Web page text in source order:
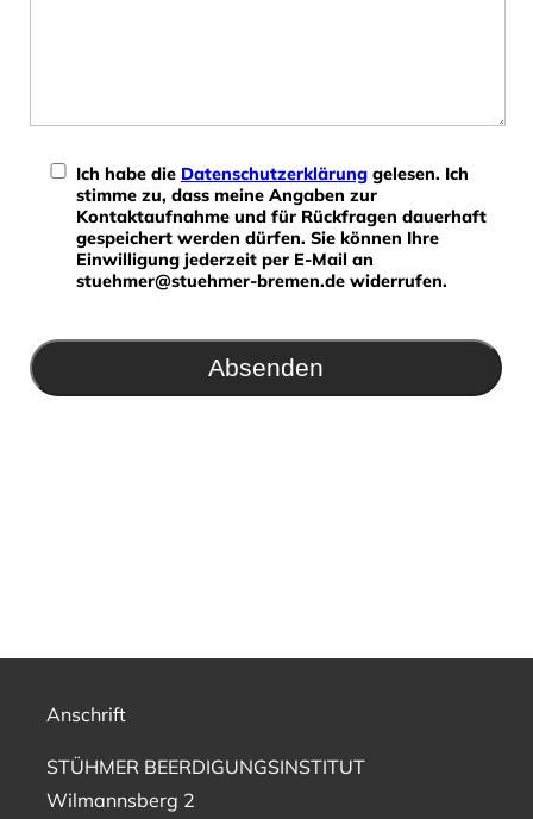
Ich habe die Datenschutzerklärunggelesen. Ich
stimme zu, dass meine Angaben zur
Kontaktaufnahme und für Rückfragen dauerhaft
gespeichert werden dürfen. Sie können Ihre
Einwilligung jederzeit per E-Mail an
stuehmer@stuehmer-bremen.de widerrufen.
Absenden
Anschrift
STÜHMER BEERDIGUNGSINSTITUT
Wilmannsberg 2